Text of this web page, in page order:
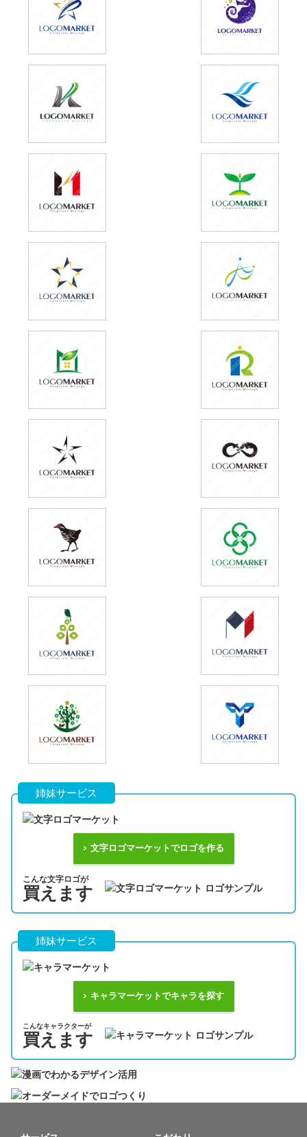
姉妹サービス
文字ロゴマーケットでロゴを作る
こんな文字ロゴが
買えます
姉妹サービス
キャラマーケットでキャラを探す
こんなキャラクターが
買えます